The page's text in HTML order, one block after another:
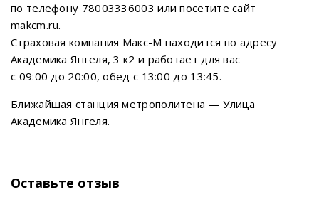
по телефону 78003336003 или посетите сайт
makcm.ru.
Страховая компания Макс-М находится по адресу
Академика Янгеля, 3 к2 и работает для вас
с 09:00 до 20:00, обед с 13:00 до 13:45.
Ближайшая станция метрополитена — Улица
Академика Янгеля.
Оставьте отзыв